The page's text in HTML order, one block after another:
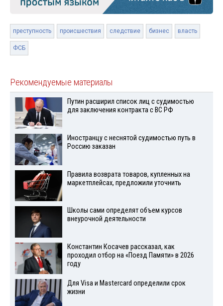
преступность происшествия следствие бизнес власть
ФСБ
Рекомендуемые материалы
Путин расширил список лиц с судимостью
для заключения контракта с ВС РФ
Иностранцу с неснятой судимостью путь в
Россию заказан
Правила возврата товаров, купленных на
маркетплейсах, предложили уточнить
Школы сами определят объем курсов
внеурочной деятельности
Константин Косачев рассказал, как
проходил отбор на «Поезд Памяти» в 2026
году
Для Visа и Mastercard определили срок
жизни